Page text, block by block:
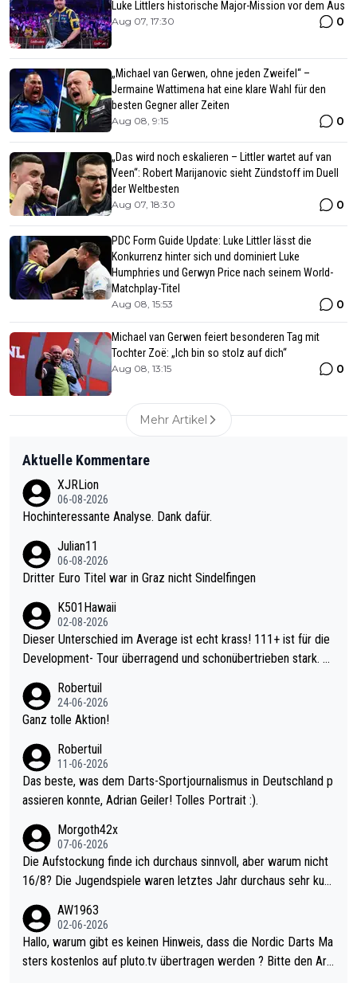
Luke Littlers historische Major-Mission vor dem Aus
Aug 07, 17:30 0
„Michael van Gerwen, ohne jeden Zweifel“ –
Jermaine Wattimena hat eine klare Wahl für den
besten Gegner aller Zeiten
Aug 08, 9:15 0
„Das wird noch eskalieren – Littler wartet auf van
Veen“: Robert Marijanovic sieht Zündstoff im Duell
der Weltbesten
Aug 07, 18:30 0
PDC Form Guide Update: Luke Littler lässt die
Konkurrenz hinter sich und dominiert Luke
Humphries und Gerwyn Price nach seinem World-
Matchplay-Titel
Aug 08, 15:53 0
Michael van Gerwen feiert besonderen Tag mit
Tochter Zoë: „Ich bin so stolz auf dich“
Aug 08, 13:15 0
Mehr Artikel
Aktuelle Kommentare
XJRLion
06-08-2026
Hochinteressante Analyse. Dank dafür.
Julian11
06-08-2026
Dritter Euro Titel war in Graz nicht Sindelfingen
K501Hawaii
02-08-2026
Dieser Unterschied im Average ist echt krass! 111+ ist für die
Development- Tour überragend und schonübertrieben stark. U
mal 40+ erst recht. Da gewinnst keinen Blumentopf - ist ja noc
h krasser wie ein Pokalspiel eines Kreisligisten vs einem Bund
Robertuil
24-06-2026
Ganz tolle Aktion!
Robertuil
11-06-2026
Das beste, was dem Darts-Sportjournalismus in Deutschland p
assieren konnte, Adrian Geiler! Tolles Portrait :).
Morgoth42x
07-06-2026
Die Aufstockung finde ich durchaus sinnvoll, aber warum nicht
16/8? Die Jugendspiele waren letztes Jahr durchaus sehr kurz
Allerdings ist Mitchell Lawrie als Nummer 1 der Welt eh qualifi
ziert. Somit ändert die automatische Qualifikation des Weltmei
sters erstmal nichts. Ich denke sie wollen damit für nächstes J
AW1963
02-06-2026
Hallo, warum gibt es keinen Hinweis, dass die Nordic Darts Ma
sters kostenlos auf pluto.tv übertragen werden ? Bitte den Arti